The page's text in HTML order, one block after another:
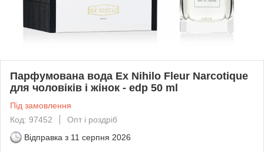
Парфумована вода Ex Nihilo Fleur Narcotique
для чоловіків і жінок - edp 50 ml
Під замовлення
Код: 97452
Опт і роздріб
Відправка з 11 серпня 2026